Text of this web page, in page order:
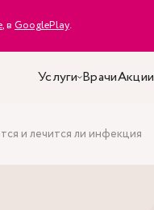
, в GooglePlay.
Услуги ВрачиАкции
и лечится ли инфекция